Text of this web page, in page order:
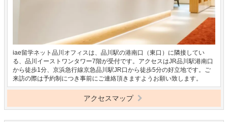
iae留学ネット品川オフィスは、品川駅の港南口（東口）に隣接してい
る、品川イーストワンタワー7階が受付です。アクセスはJR品川駅港南口
から徒歩1分、京浜急行線京急品川駅JR口から徒歩5分の好立地です。ご
来訪の際は予約制につき事前にご連絡頂きますようお願い致します。
アクセスマップ